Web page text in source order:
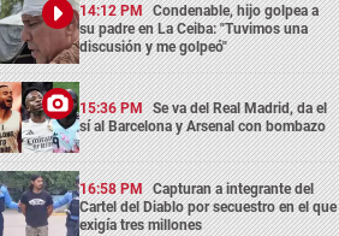
14:12 PM Condenable, hijo golpea a
su padre en La Ceiba: "Tuvimos una
discusión y me golpeó"
15:36 PM Se va del Real Madrid, da el
sí al Barcelona y Arsenal con bombazo
16:58 PM Capturan a integrante del
Cartel del Diablo por secuestro en el que
exigía tres millones